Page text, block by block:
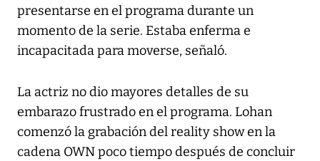
presentarse en el programa durante un
momento de la serie. Estaba enferma e
incapacitada para moverse, señaló.
La actriz no dio mayores detalles de su
embarazo frustrado en el programa. Lohan
comenzó la grabación del reality show en la
cadena OWN poco tiempo después de concluir